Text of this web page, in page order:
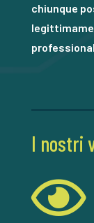
chiunque
I nostri
